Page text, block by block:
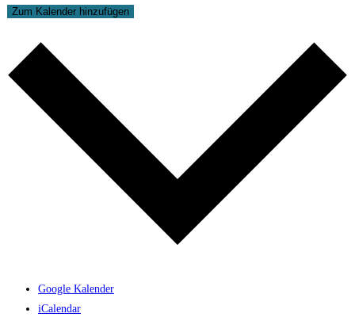
Zum Kalender hinzufügen
Google Kalender
iCalendar